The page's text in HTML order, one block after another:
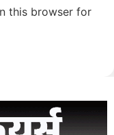
this browser for